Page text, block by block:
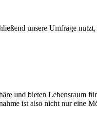
unsere Umfrage
und bieten Lebensraum
ist also nicht nur eine